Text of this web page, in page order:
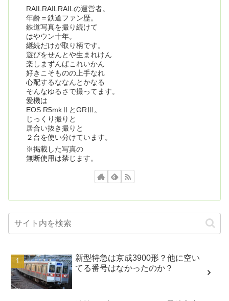
RAILRAILRAILの運営者。
年齢＝鉄道ファン歴。
鉄道写真を撮り続けて
はやウン十年。
継続だけが取り柄です。
遊びをせんとや生まれけん
楽しまずんばこれいかん
好きこそものの上手なれ
心配するななんとかなる
そんなゆるさで撮ってます。
愛機は
EOS R5mkⅡとGRⅢ。
じっくり撮りと
居合い抜き撮りと
２台を使い分けています。
※掲載した写真の
無断使用は禁じます。
新型特急は京成3900形？他に空い
てる番号はなかったのか？